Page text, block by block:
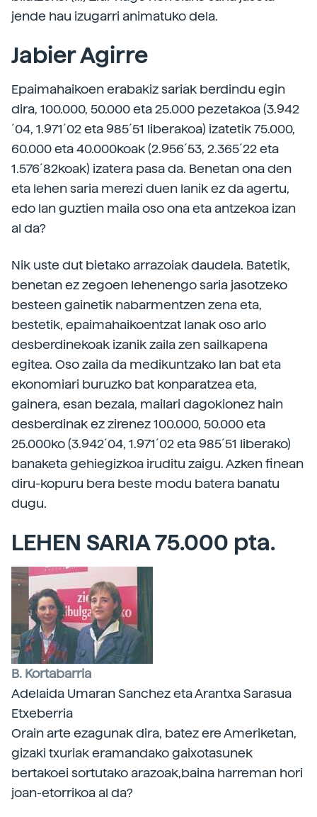
jende hau izugarri animatuko dela.
Jabier Agirre
Epaimahaikoen erabakiz sariak berdindu egin
dira, 100.000, 50.000 eta 25.000 pezetakoa (3.942
´04, 1.971´02 eta 985´51 liberakoa) izatetik 75.000,
60.000 eta 40.000koak (2.956´53, 2.365´22 eta
1.576´82koak) izatera pasa da. Benetan ona den
eta lehen saria merezi duen lanik ez da agertu,
edo lan guztien maila oso ona eta antzekoa izan
al da?
Nik uste dut bietako arrazoiak daudela. Batetik,
benetan ez zegoen lehenengo saria jasotzeko
besteen gainetik nabarmentzen zena eta,
bestetik, epaimahaikoentzat lanak oso arlo
desberdinekoak izanik zaila zen sailkapena
egitea. Oso zaila da medikuntzako lan bat eta
ekonomiari buruzko bat konparatzea eta,
gainera, esan bezala, mailari dagokionez hain
desberdinak ez zirenez 100.000, 50.000 eta
25.000ko (3.942´04, 1.971´02 eta 985´51 liberako)
banaketa gehiegizkoa iruditu zaigu. Azken finean
diru-kopuru bera beste modu batera banatu
dugu.
LEHEN SARIA 75.000 pta.
B. Kortabarria
Adelaida Umaran Sanchez eta Arantxa Sarasua
Etxeberria
Orain arte ezagunak dira, batez ere Ameriketan,
gizaki txuriak eramandako gaixotasunek
bertakoei sortutako arazoak,baina harreman hori
joan-etorrikoa al da?